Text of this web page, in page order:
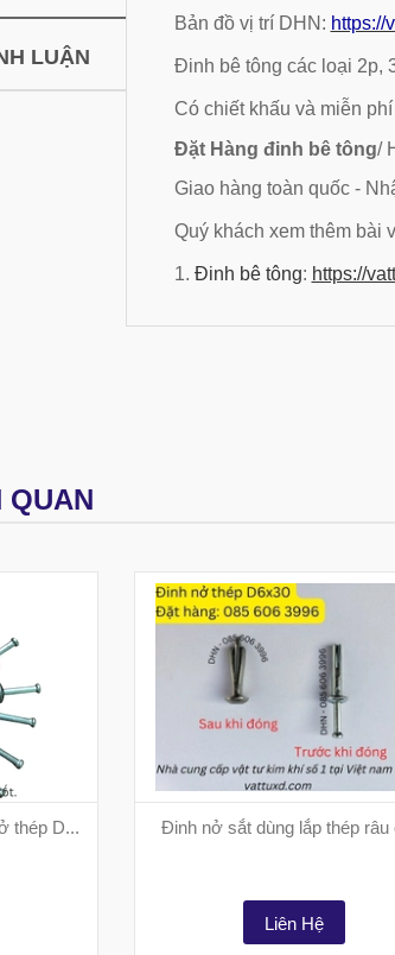
LUẬN
Bản đồ vị trí DHN: https://
Đinh bê tông các loại 2p,
Có chiết khấu và miễn
Đặt Hàng đinh bê tông/
Giao hàng toàn quốc -
Quý khách xem thêm bài
1. Đinh bê tông: https://
QUAN
thép D... Đinh nở sắt dùng lắp thép râu
Liên Hệ